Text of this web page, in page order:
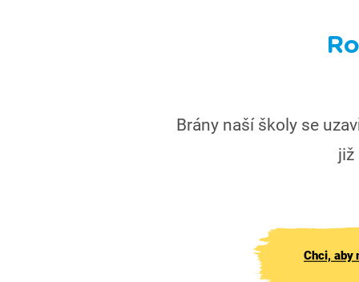
Brány naší školy se
již
Chci, aby